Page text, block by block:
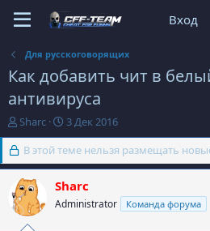
Вход
Для русскоговорящих
Как добавить чит в
антивируса
А
в
т
о
р
т
е
м
Sharc
Д
а
т
а
а
ч
3 Дек 2016
В этой теме нельзя размещать
Sharc
Administrator Команда форума